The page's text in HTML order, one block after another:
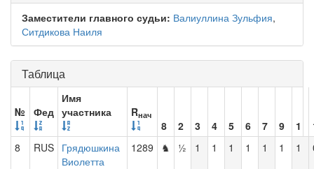
Заместители главного судьи: Валиуллина Зульфия,
Ситдикова Наиля
Таблица
№ Фед
Имя
участника
Rнач
8 2 3 4 5 6 7 9 1
8
RUS Грядюшкина
Виолетта
1289 ♞ ½ 1 1 1 1 1 1 1